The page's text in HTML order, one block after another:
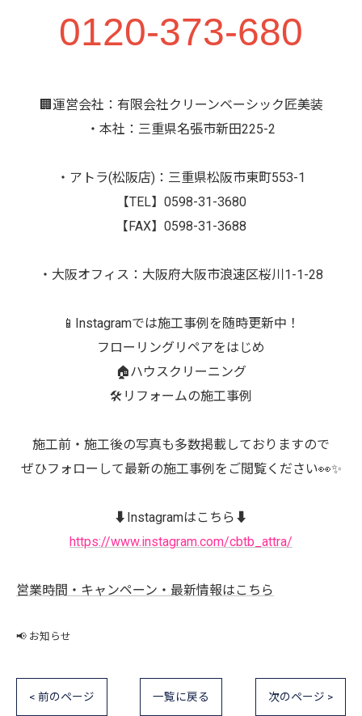
0120-373-680
🏢運営会社：有限会社クリーンベーシック匠美装
・本社：三重県名張市新田225-2
・アトラ(松阪店)：三重県松阪市東町553-1
【TEL】0598-31-3680
【FAX】0598-31-3688
・大阪オフィス：大阪府大阪市浪速区桜川1-1-28
📱Instagramでは施工事例を随時更新中！
フローリングリペアをはじめ
🏠ハウスクリーニング
🛠️リフォームの施工事例
施工前・施工後の写真も多数掲載しておりますので
ぜひフォローして最新の施工事例をご閲覧ください👀✨
⬇️Instagramはこちら⬇️
https://www.instagram.com/cbtb_attra/
営業時間・キャンペーン・最新情報はこちら
📢 お知らせ
< 前のページ 一覧に戻る 次のページ >